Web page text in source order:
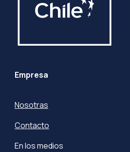
Empresa
Nosotras
Contacto
En los medios